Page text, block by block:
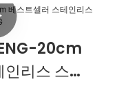
20cm
리스 스틸